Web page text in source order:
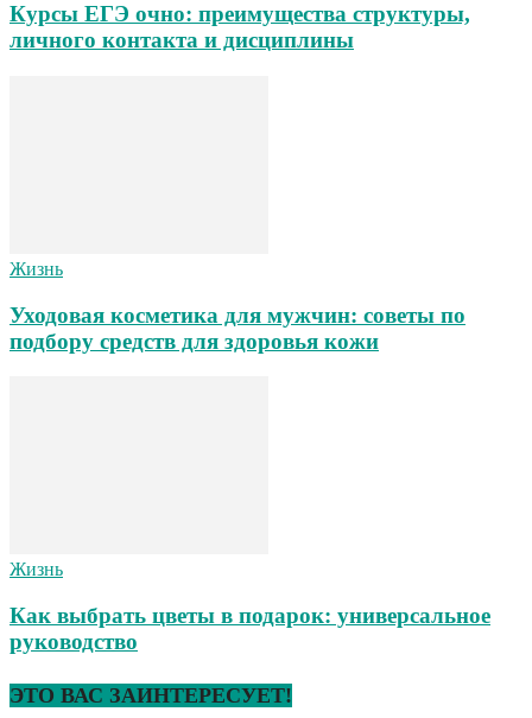
Курсы ЕГЭ очно: преимущества структуры,
личного контакта и дисциплины
Жизнь
Уходовая косметика для мужчин: советы по
подбору средств для здоровья кожи
Жизнь
Как выбрать цветы в подарок: универсальное
руководство
ЭТО ВАС ЗАИНТЕРЕСУЕТ!